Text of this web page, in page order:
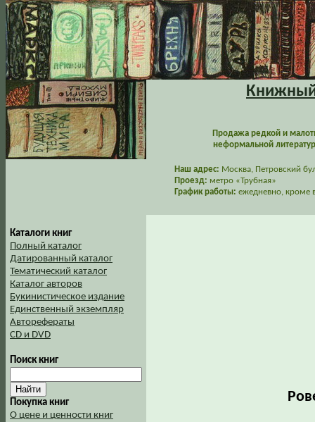
Книжный
Продажа редкой и
неформальной
Наш адрес: Москва, Петровский
Проезд: метро «Трубная»
График работы: ежедневно, кроме
Каталоги книг
Полный каталог
Датированный каталог
Тематический каталог
Каталог авторов
Букинистическое издание
Единственный экземпляр
Авторефераты
CD и DVD
Поиск книг
Покупка книг
О цене и ценности книг